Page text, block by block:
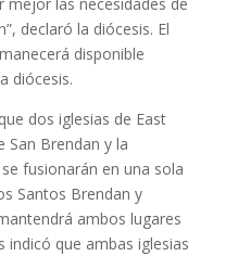
declaró la diócesis. El
disponible
diócesis.
dos iglesias de East
Brendan y la
fusionarán en una sola
Santos Brendan y
ambos lugares
indicó que ambas iglesias